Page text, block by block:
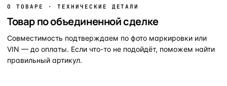
О ТОВАРЕ · ТЕХНИЧЕСКИЕ ДЕТАЛИ
Товар по объединенной сделке
Совместимость подтверждаем по фото маркировки или
VIN — до оплаты. Если что-то не подойдёт, поможем найти
правильный артикул.